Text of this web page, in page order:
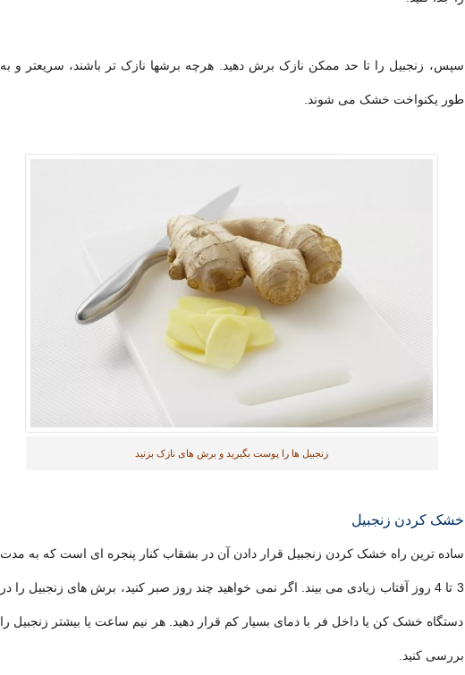
سپس، زنجبیل را تا حد ممکن نازک برش دهید. هرچه برشها نازک تر باشند، سریعتر و به
طور یکنواخت خشک می شوند.
زنجبیل ها را پوست بگیرید و برش های نازک بزنید
خشک کردن زنجبیل
ساده ترین راه خشک کردن زنجبیل قرار دادن آن در بشقاب کنار پنجره ای است که به مدت
3 تا 4 روز آفتاب زیادی می بیند. اگر نمی خواهید چند روز صبر کنید، برش های زنجبیل را در
دستگاه خشک کن یا داخل فر با دمای بسیار کم قرار دهید. هر نیم ساعت یا بیشتر زنجبیل را
بررسی کنید.